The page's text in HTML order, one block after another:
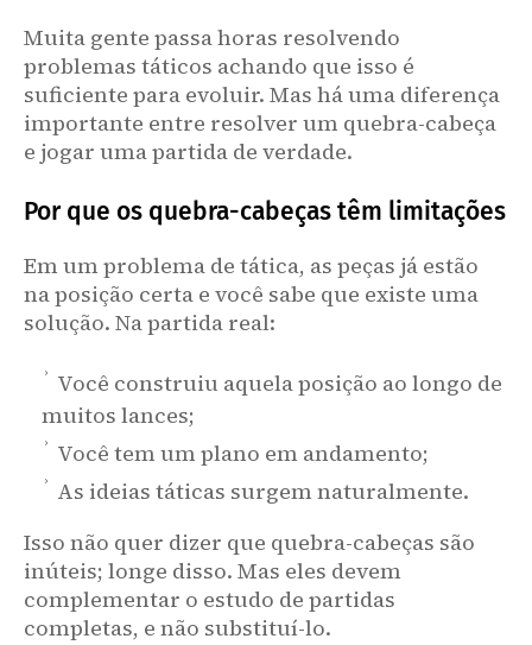
Muita gente passa horas resolvendo
problemas táticos achando que isso é
suficiente para evoluir. Mas há uma diferença
importante entre resolver um quebra-cabeça
e jogar uma partida de verdade.
Por que os quebra-cabeças têm limitações
Em um problema de tática, as peças já estão
na posição certa e você sabe que existe uma
solução. Na partida real:
Você construiu aquela posição ao longo de
muitos lances;
Você tem um plano em andamento;
As ideias táticas surgem naturalmente.
Isso não quer dizer que quebra-cabeças são
inúteis; longe disso. Mas eles devem
complementar o estudo de partidas
completas, e não substituí-lo.